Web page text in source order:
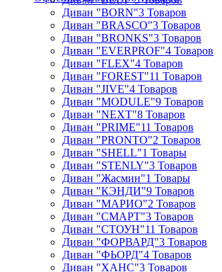
Диван "BORN"3 Товаров
Диван "BRASCO"3 Товаров
Диван "BRONKS"3 Товаров
Диван "EVERPROF"4 Товаров
Диван "FLEX"4 Товаров
Диван "FOREST"11 Товаров
Диван "JIVE"4 Товаров
Диван "MODULE"9 Товаров
Диван "NEXT"8 Товаров
Диван "PRIME"11 Товаров
Диван "PRONTO"2 Товаров
Диван "SHELL"1 Товары
Диван "STENLY"3 Товаров
Диван "Жасмин"1 Товары
Диван "КЭНДИ"9 Товаров
Диван "МАРИО"2 Товаров
Диван "СМАРТ"3 Товаров
Диван "СТОУН"11 Товаров
Диван "ФОРВАРД"3 Товаров
Диван "ФЬОРД"4 Товаров
Диван "ХАНС"3 Товаров